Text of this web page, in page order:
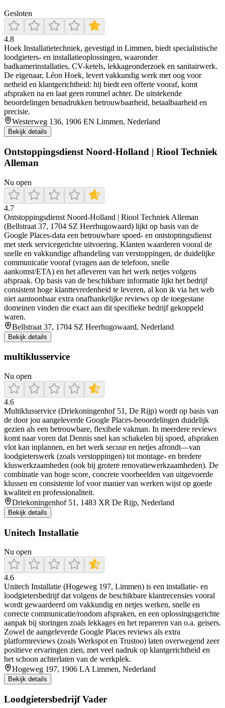
Gesloten
4.8
Hoek Installatietechniek, gevestigd in Limmen, biedt specialistische
loodgieters- en installatieoplossingen, waaronder
badkamerinstallaties, CV-ketels, lekkageonderzoek en sanitairwerk.
De eigenaar, Léon Hoek, levert vakkundig werk met oog voor
netheid en klantgerichtheid: hij biedt een offerte vooraf, komt
afspraken na en laat geen rommel achter. De uitstekende
beoordelingen benadrukken betrouwbaarheid, betaalbaarheid en
precisie.
Westerweg 136, 1906 EN Limmen, Nederland
Bekijk details
Ontstoppingsdienst Noord-Holland | Riool Techniek
Alleman
Nu open
4.7
Ontstoppingsdienst Noord-Holland | Riool Techniek Alleman
(Bellstraat 37, 1704 SZ Heerhugowaard) lijkt op basis van de
Google Places-data een betrouwbare spoed- en ontstoptingsdienst
met sterk servicegerichte uitvoering. Klanten waarderen vooral de
snelle en vakkundige afhandeling van verstoppingen, de duidelijke
communicatie vooraf (vragen aan de telefoon, snelle
aankomst/ETA) en het afleveren van het werk netjes volgens
afspraak. Op basis van de beschikbare informatie lijkt het bedrijf
consistent hoge klanttevredenheid te leveren, al kon ik via het web
niet aantoonbaar extra onafhankelijke reviews op de toegestane
domeinen vinden die exact aan dit specifieke bedrijf gekoppeld
waren.
Bellstraat 37, 1704 SZ Heerhugowaard, Nederland
Bekijk details
multiklusservice
Nu open
4.6
Multiklusservice (Driekoningenhof 51, De Rijp) wordt op basis van
de door jou aangeleverde Google Places-beoordelingen duidelijk
gezien als een betrouwbare, flexibele vakman. In meerdere reviews
komt naar voren dat Dennis snel kan schakelen bij spoed, afspraken
vlot kan inplannen, en het werk secuur en netjes afrondt—van
loodgieterswerk (zoals verstoppingen) tot montage- en bredere
kluswerkzaamheden (ook bij grotere renovatiewerkzaamheden). De
combinatie van hoge score, concrete voorbeelden van uitgevoerde
klussen en consistente lof voor manier van werken wijst op goede
kwaliteit en professionaliteit.
Driekoningenhof 51, 1483 XR De Rijp, Nederland
Bekijk details
Unitech Installatie
Nu open
4.6
Unitech Installatie (Hogeweg 197, Limmen) is een installatie- en
loodgietersbedrijf dat volgens de beschikbare klantrecensies vooral
wordt gewaardeerd om vakkundig en netjes werken, snelle en
correcte communicatie/rondom afspraken, en een oplossingsgerichte
aanpak bij storingen zoals lekkages en het repareren van o.a. geisers.
Zowel de aangeleverde Google Places reviews als extra
platformreviews (zoals Werkspot en Trustoo) laten overwegend zeer
positieve ervaringen zien, met veel nadruk op klantgerichtheid en
het schoon achterlaten van de werkplek.
Hogeweg 197, 1906 LA Limmen, Nederland
Bekijk details
Loodgietersbedrijf Vader